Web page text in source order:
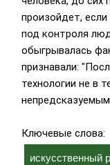
произойдет,
под контроля
обыгрывалась
признавали:
технологии не в
Ключевые слова:
искусственный